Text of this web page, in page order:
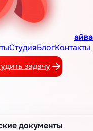
айва
СтудияБлогКонтакты
задачу
документы